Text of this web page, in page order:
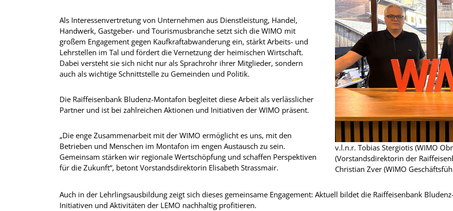
Als Interessenvertretung von Unternehmen aus Dienstleistung, Handel,
Handwerk, Gastgeber- und Tourismusbranche setzt sich die WIMO mit
großem Engagement gegen Kaufkraftabwanderung ein, stärkt Arbeits- und
Lehrstellen im Tal und fördert die Vernetzung der heimischen Wirtschaft.
Dabei versteht sie sich nicht nur als Sprachrohr ihrer Mitglieder, sondern
auch als wichtige Schnittstelle zu Gemeinden und Politik.
Die Raiffeisenbank Bludenz-Montafon begleitet diese Arbeit als verlässlicher
Partner und ist bei zahlreichen Aktionen und Initiativen der WIMO präsent.
„Die enge Zusammenarbeit mit der WIMO ermöglicht es uns, mit den
Betrieben und Menschen im Montafon im engen Austausch zu sein.
Gemeinsam stärken wir regionale Wertschöpfung und schaffen Perspektiven
für die Zukunft“, betont Vorstandsdirektorin Elisabeth Strassmair.
v.l.n.r. Tobias Stergiotis (WIMO
(Vorstandsdirektorin der
Christian Zver (WIMO
Auch in der Lehrlingsausbildung zeigt sich dieses gemeinsame Engagement: Aktuell bildet die Raiffeisenbank
Initiativen und Aktivitäten der LEMO nachhaltig profitieren.